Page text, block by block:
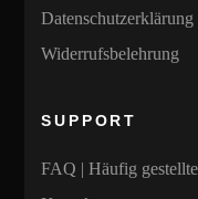
Datenschutzerklärung
Widerrufsbelehrung
SUPPORT
FAQ | Häufig